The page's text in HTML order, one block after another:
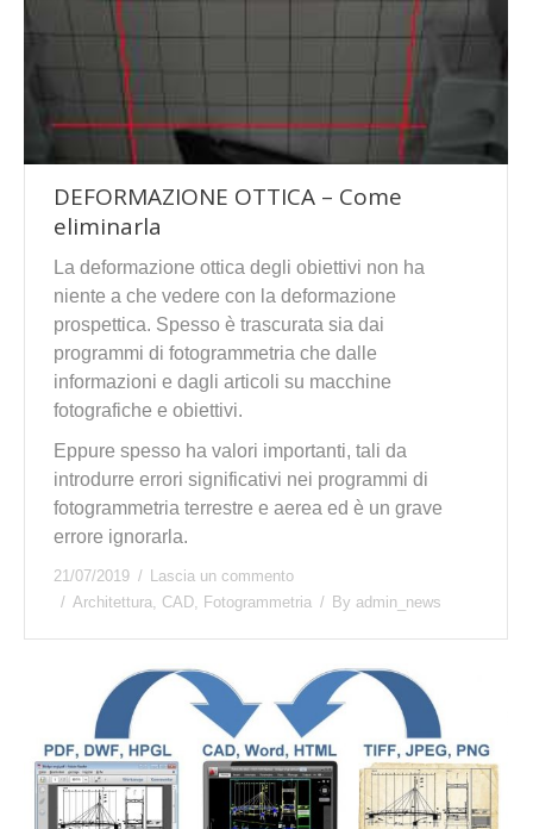
DEFORMAZIONE OTTICA – Come
eliminarla
La deformazione ottica degli obiettivi non ha
niente a che vedere con la deformazione
prospettica. Spesso è trascurata sia dai
programmi di fotogrammetria che dalle
informazioni e dagli articoli su macchine
fotografiche e obiettivi.
Eppure spesso ha valori importanti, tali da
introdurre errori significativi nei programmi di
fotogrammetria terrestre e aerea ed è un grave
errore ignorarla.
21/07/2019
Lascia un commento
Architettura, CAD, Fotogrammetria By admin_news